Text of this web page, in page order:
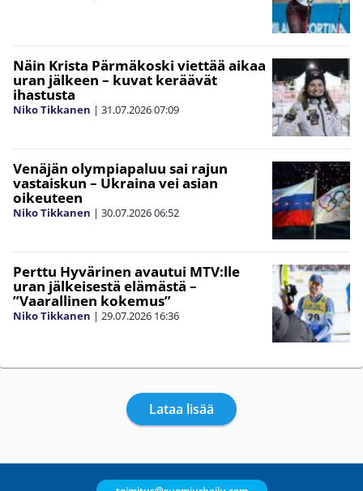
Näin Krista Pärmäkoski viettää aikaa
uran jälkeen – kuvat keräävät
ihastusta
Niko Tikkanen | 31.07.202607:09
Venäjän olympiapaluu sai rajun
vastaiskun – Ukraina vei asian
oikeuteen
Niko Tikkanen | 30.07.202606:52
Perttu Hyvärinen avautui MTV:lle
uran jälkeisestä elämästä –
”Vaarallinen kokemus”
Niko Tikkanen | 29.07.2026 16:36
Lataa lisää